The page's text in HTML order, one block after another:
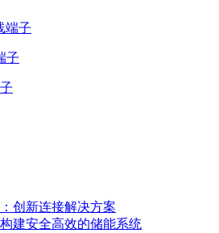
端子
子
创新连接解决方案
建安全高效的储能系统